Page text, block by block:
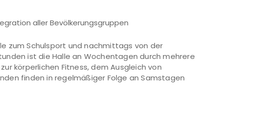
aller Bevölkerungsgruppen
zum Schulsport und nachmittags von der
ist die Halle an Wochentagen durch mehrere
körperlichen Fitness, dem Ausgleich von
finden in regelmäßiger Folge an Samstagen